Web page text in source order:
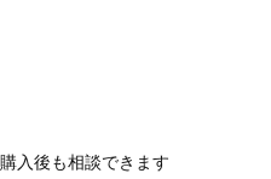
購入後も相談できます